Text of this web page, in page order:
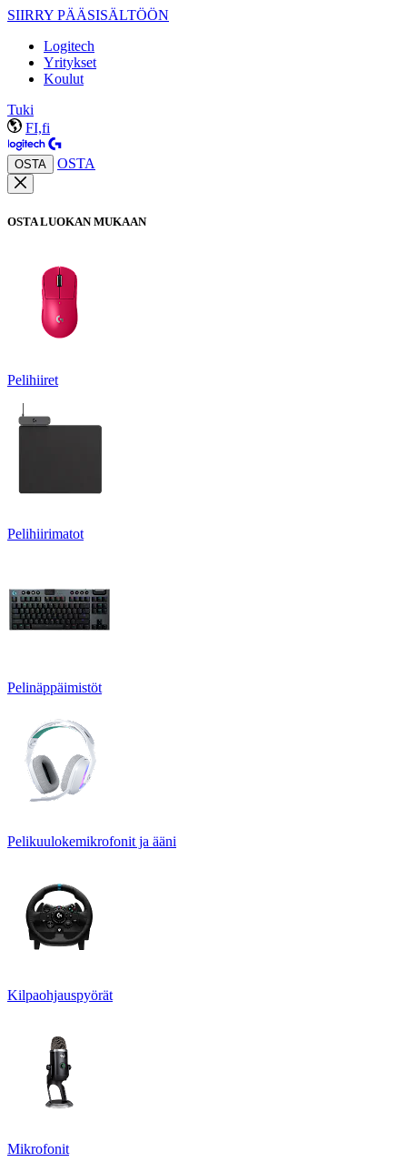
SIIRRY PÄÄSISÄLTÖÖN
Logitech
Yritykset
Koulut
Tuki
FI,fi
OSTA OSTA
OSTA LUOKAN MUKAAN
Pelihiiret
Pelihiirimatot
Pelinäppäimistöt
Pelikuulokemikrofonit ja ääni
Kilpaohjauspyörät
Mikrofonit